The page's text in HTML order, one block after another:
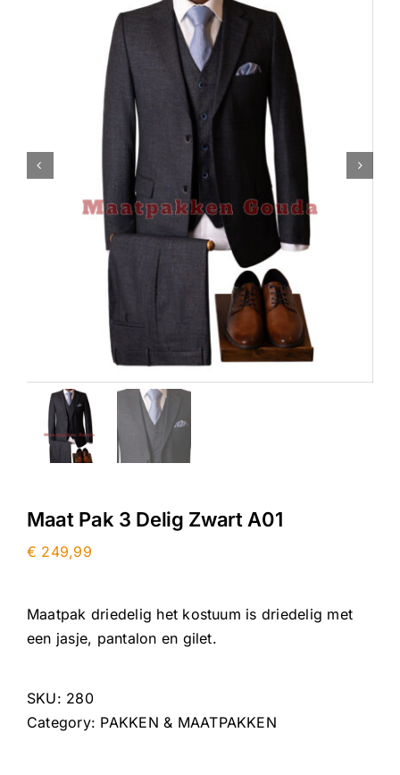
 
Maat Pak 3 Delig Zwart A01
€ 249,99
Maatpak driedelig het kostuum is driedelig met
een jasje, pantalon en gilet.
SKU: 280
Category: PAKKEN & MAATPAKKEN